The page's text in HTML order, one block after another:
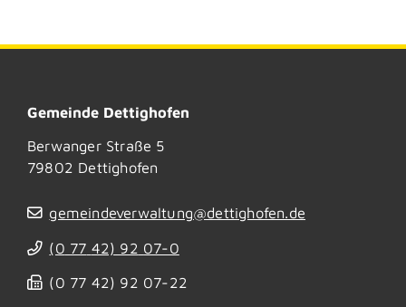
Gemeinde Dettighofen
Berwanger Straße 5
79802 Dettighofen
gemeindeverwaltung@dettighofen.de
(0 77 42) 92 07-0
(0 77 42) 92 07-22